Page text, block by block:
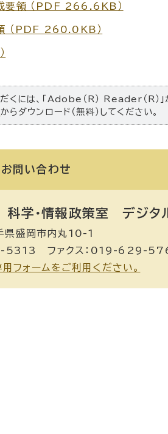
要領 （PDF 266.6KB）
（PDF 260.0KB）
くには、「Adobe（R） Reader（R）
からダウンロード（無料）してください。
お問い合わせ
学・情報政策室 デジタ
盛岡市内丸10-1
5313 ファクス：019-629-
フォームをご利用ください。